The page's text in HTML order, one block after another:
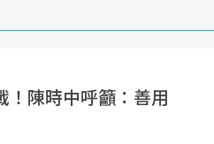
！陳時中呼籲：善用